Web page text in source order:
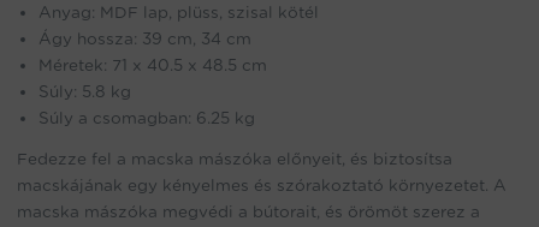
Anyag: MDF lap, plüss, szisal kötél
Ágy hossza: 39 cm, 34 cm
Méretek: 71 x 40.5 x 48.5 cm
Súly: 5.8 kg
Súly a csomagban: 6.25 kg
Fedezze fel a macska mászóka előnyeit, és biztosítsa
macskájának egy kényelmes és szórakoztató környezetet. A
macska mászóka megvédi a bútorait, és örömöt szerez a